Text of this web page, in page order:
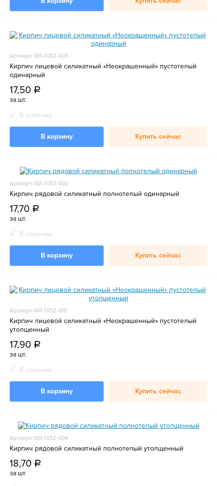
Артикул 001-1352-005
Кирпич лицевой силикатный «Неокрашенный» пустотелый
одинарный
17,50 a
за шт.
В наличии
В корзину Купить сейчас
Артикул 001-1352-002
Кирпич рядовой силикатный полнотелый одинарный
17,70 a
за шт.
В наличии
В корзину Купить сейчас
Артикул 001-1352-019
Кирпич лицевой силикатный «Неокрашенный» пустотелый
утолщенный
17,90 a
за шт.
В наличии
В корзину Купить сейчас
Артикул 001-1352-004
Кирпич рядовой силикатный полнотелый утолщенный
18,70 a
за шт.